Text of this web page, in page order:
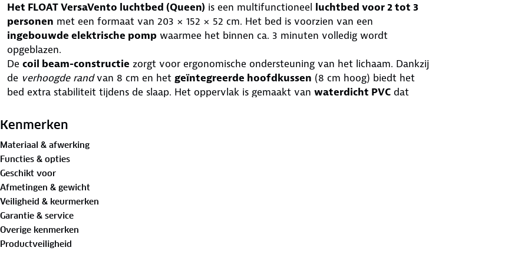
Het FLOAT VersaVento luchtbed (Queen) is een multifunctioneel luchtbed voor 2 tot 3
personen met een formaat van 203 × 152 × 52 cm. Het bed is voorzien van een
ingebouwde elektrische pomp waarmee het binnen ca. 3 minuten volledig wordt
opgeblazen.
De coil beam-constructie zorgt voor ergonomische ondersteuning van het lichaam. Dankzij
de verhoogde randvan 8 cm en het geïntegreerde hoofdkussen (8 cm hoog) biedt het
bed extra stabiliteit tijdens de slaap. Het oppervlak is gemaakt van waterdicht PVC dat
Opbergruimte:
Toepassing:geschikt voor logeerkamers, kamperen, roadtrips of gebruik in vakantiehuisjes.
Dankzij het opvouwbare ontwerp is het luchtbed
meegeleverde draagtas. Voor kleine beschadigingen is een
Materiaalkeuze:het PVC is bewust geselecteerd met
met standaard luchtbedmaterialen.
Inhoud verpakking:
1× FLOAT VersaVento luchtbed (Queen)
1× Ingebouwde elektrische pomp
Kenmerken
Materiaal & afwerking
Functies & opties
Geschikt voor
Afmetingen & gewicht
Veiligheid & keurmerken
Garantie & service
Overige kenmerken
Productveiligheid